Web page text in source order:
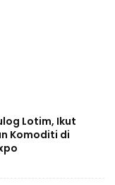
Lotim, Ikut
Komoditi di